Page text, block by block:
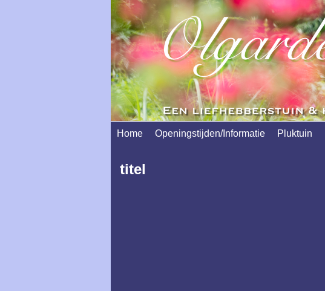
Home Openingstijden/Informatie Pluktuin
titel